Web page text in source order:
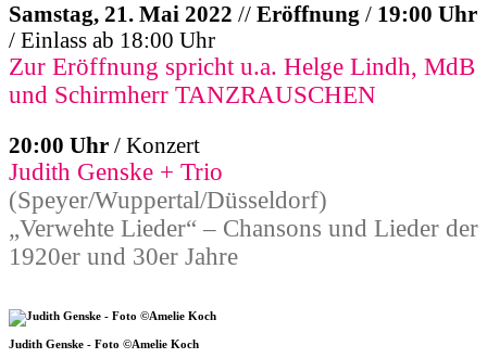
Samstag, 21. Mai 2022 // Eröffnung / 19:00 Uhr
/ Einlass ab 18:00 Uhr
Zur Eröffnung spricht u.a. Helge Lindh, MdB
und Schirmherr TANZRAUSCHEN
20:00 Uhr / Konzert
Judith Genske + Trio
(Speyer/Wuppertal/Düsseldorf)
„Verwehte Lieder“ – Chansons und Lieder der
1920er und 30er Jahre
Judith Genske - Foto ©Amelie Koch